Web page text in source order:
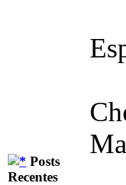
Posts
Recentes